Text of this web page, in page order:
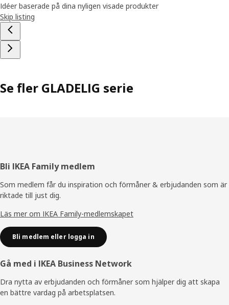
Idéer baserade på dina nyligen visade produkter
Skip listing
Se fler GLADELIG serie
Sidfot
Bli IKEA Family medlem
Som medlem får du inspiration och förmåner & erbjudanden som är
riktade till just dig.
Läs mer om IKEA Family-medlemskapet
Bli medlem eller logga in
Gå med i IKEA Business Network
Dra nytta av erbjudanden och förmåner som hjälper dig att skapa
en bättre vardag på arbetsplatsen.